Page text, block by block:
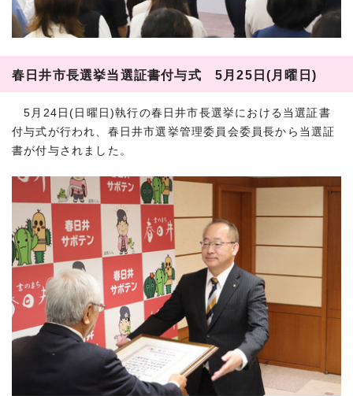
春日井市長選挙当選証書付与式 5月25日(月曜日)
5月24日(日曜日)執行の春日井市長選挙における当選証書
付与式が行われ、春日井市選挙管理委員会委員長から当選証
書が付与されました。